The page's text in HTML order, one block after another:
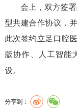
会上，双方签
型共建合作协议，
此次签约立足口腔
版协作、人工智能
设。
分享到：